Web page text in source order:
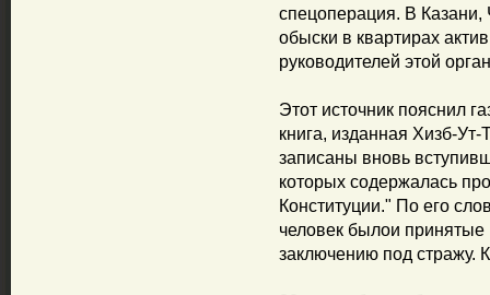
спецоперация. В Казани,
обыски в квартирах
руководителей этой
Этот источник пояснил
книга, изданная Хизб-Ут-
записаны вновь
которых содержалась
Конституции." По его
человек былои
заключению под стражу.